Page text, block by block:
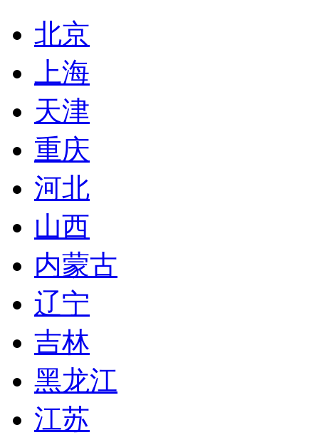
北京
上海
天津
重庆
河北
山西
内蒙古
辽宁
吉林
黑龙江
江苏